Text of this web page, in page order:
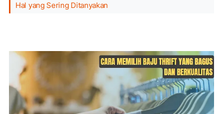
Hal yang Sering Ditanyakan